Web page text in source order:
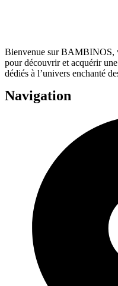
Bienvenue sur BAMBINOS,
pour découvrir et acquérir
dédiés à l’univers enchanté
Navigation